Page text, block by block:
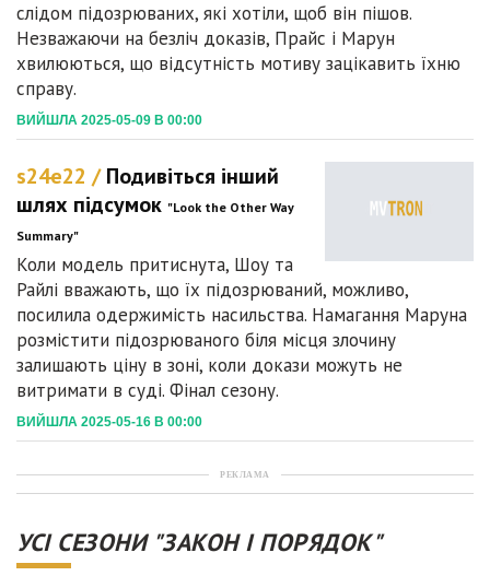
слідом підозрюваних, які хотіли, щоб він пішов.
Незважаючи на безліч доказів, Прайс і Марун
хвилюються, що відсутність мотиву зацікавить їхню
справу.
ВИЙШЛА 2025-05-09 В 00:00
s24e22 /Подивіться інший
шлях підсумок "Look the Other Way
Summary"
Коли модель притиснута, Шоу та
Райлі вважають, що їх підозрюваний, можливо,
посилила одержимість насильства. Намагання Маруна
розмістити підозрюваного біля місця злочину
залишають ціну в зоні, коли докази можуть не
витримати в суді. Фінал сезону.
ВИЙШЛА 2025-05-16 В 00:00
РЕКЛАМА
УСІ СЕЗОНИ "ЗАКОН І ПОРЯДОК"